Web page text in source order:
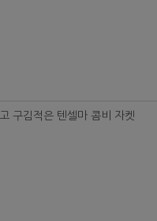
구김적은 텐셀마 콤비 자켓